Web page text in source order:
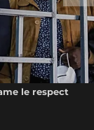
le respect